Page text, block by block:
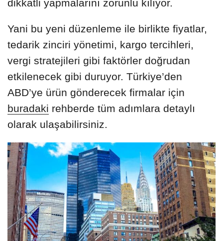
dikkatli yapmalarını zorunlu kılıyor.
Yani bu yeni düzenleme ile birlikte fiyatlar,
tedarik zinciri yönetimi, kargo tercihleri,
vergi stratejileri gibi faktörler doğrudan
etkilenecek gibi duruyor. Türkiye’den
ABD’ye ürün gönderecek firmalar için
buradaki rehberde tüm adımlara detaylı
olarak ulaşabilirsiniz.